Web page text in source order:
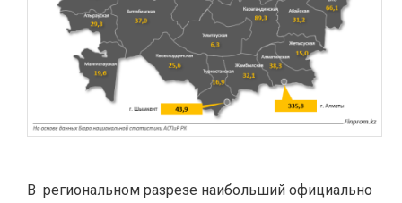
В региональном разрезе наибольший официально